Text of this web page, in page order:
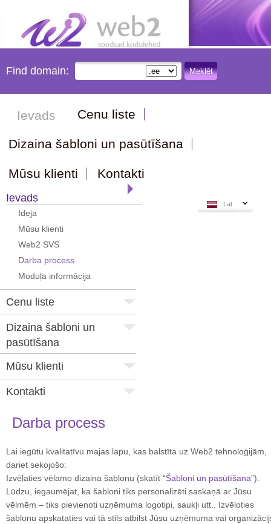
Find domain: Meklēt
Ievads Cenu liste
Dizaina šabloni un pasūtīšana
Mūsu klienti Kontakti
Lat
Ievads
Ideja
Mūsu klienti
Web2 SVS
Darba process
Moduļa informācija
Cenu liste
Dizaina šabloni un
pasūtīšana
Mūsu klienti
Kontakti
Darba process
Lai iegūtu kvalitatīvu majas lapu, kas balstīta uz Web2 tehnoloģijām,
dariet sekojošo:
Izvēlaties vēlamo dizaina šablonu (skatīt “Šabloni un pasūtīšana”).
Lūdzu, iegaumējat, ka šabloni tiks personalizēti saskaņā ar Jūsu
vēlmēm – tiks pievienoti uzņēmuma logotipi, saukļi utt.. Izvēloties
šablonu apskataties vai tā stils atbilst Jūsu uzņēmuma vai